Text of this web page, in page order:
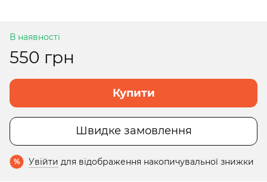
В наявності
550 грн
Купити
Швидке замовлення
% Увійти для відображення накопичувальної знижки